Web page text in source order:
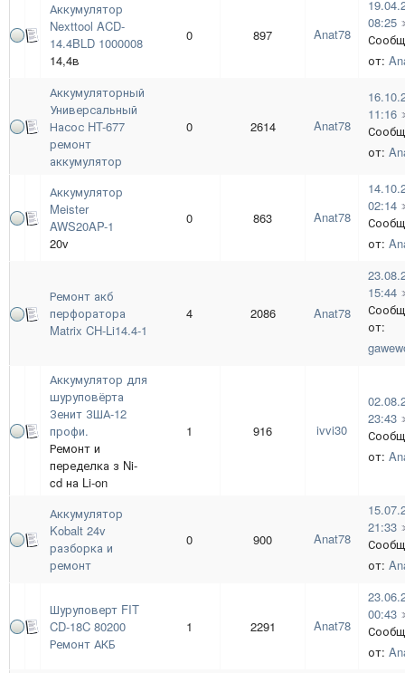
Аккумулятор
Nexttool ACD-
14.4BLD 1000008
14,4в
0 897 Anat78
08:25
от:
Аккумуляторный
Универсальный
Насос HT-677
ремонт
аккумулятор
0 2614 Anat78
11:16
от:
Аккумулятор
Meister
AWS20AP-1
20v
0 863 Anat78
02:14
от:
Ремонт акб
перфоратора
Matrix CH-Li14.4-1
4 2086 Anat78
15:44
от:
Аккумулятор для
шуруповёрта
Зенит ЗША-12
профи.
Ремонт и
переделка з Ni-
cd на Li-on
1 916 ivvi30
23:43
от:
Аккумулятор
Kobalt 24v
разборка и
ремонт
0 900 Anat78
21:33
от:
Шуруповерт FIT
CD-18C 80200
Ремонт АКБ
1 2291 Anat78
00:43
от: